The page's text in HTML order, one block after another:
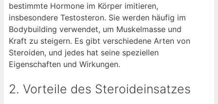
bestimmte Hormone im Körper imitieren,
insbesondere Testosteron. Sie werden häufig im
Bodybuilding verwendet, um Muskelmasse und
Kraft zu steigern. Es gibt verschiedene Arten von
Steroiden, und jedes hat seine speziellen
Eigenschaften und Wirkungen.
2. Vorteile des Steroideinsatzes